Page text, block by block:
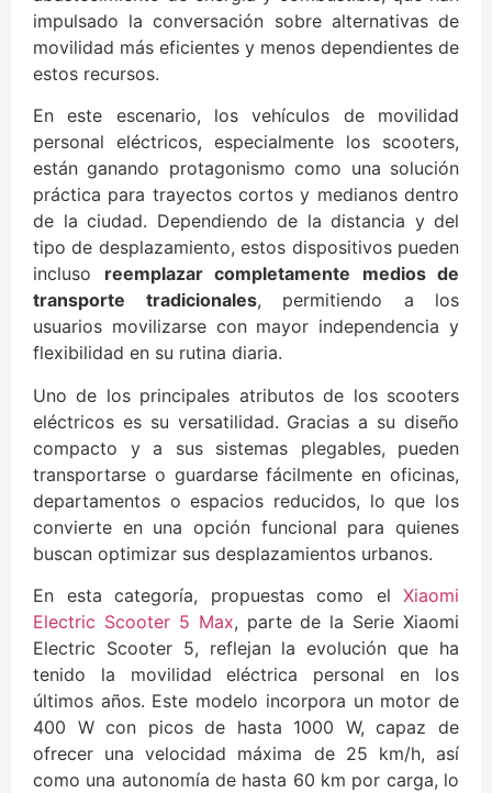
impulsado la conversación sobre alternativas de
movilidad más eficientes y menos dependientes de
estos recursos.
En este escenario, los vehículos de movilidad
personal eléctricos, especialmente los scooters,
están ganando protagonismo como una solución
práctica para trayectos cortos y medianos dentro
de la ciudad. Dependiendo de la distancia y del
tipo de desplazamiento, estos dispositivos pueden
incluso reemplazar completamente medios de
transporte tradicionales, permitiendo a los
usuarios movilizarse con mayor independencia y
flexibilidad en su rutina diaria.
Uno de los principales atributos de los scooters
eléctricos es su versatilidad. Gracias a su diseño
compacto y a sus sistemas plegables, pueden
transportarse o guardarse fácilmente en oficinas,
departamentos o espacios reducidos, lo que los
convierte en una opción funcional para quienes
buscan optimizar sus desplazamientos urbanos.
En esta categoría, propuestas como el Xiaomi
Electric Scooter 5 Max, parte de la Serie Xiaomi
Electric Scooter 5, reflejan la evolución que ha
tenido la movilidad eléctrica personal en los
últimos años. Este modelo incorpora un motor de
400 W con picos de hasta 1000 W, capaz de
ofrecer una velocidad máxima de 25 km/h, así
como una autonomía de hasta 60 km por carga, lo